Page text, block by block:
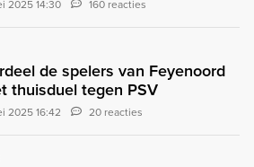
2025 14:30 160 reacties
de spelers van Feyenoord
thuisduel tegen PSV
2025 16:42 20 reacties